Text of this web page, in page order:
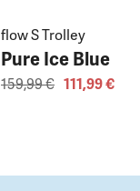
flow S Trolley
Pure Ice Blue
159,99 € 111,99 €